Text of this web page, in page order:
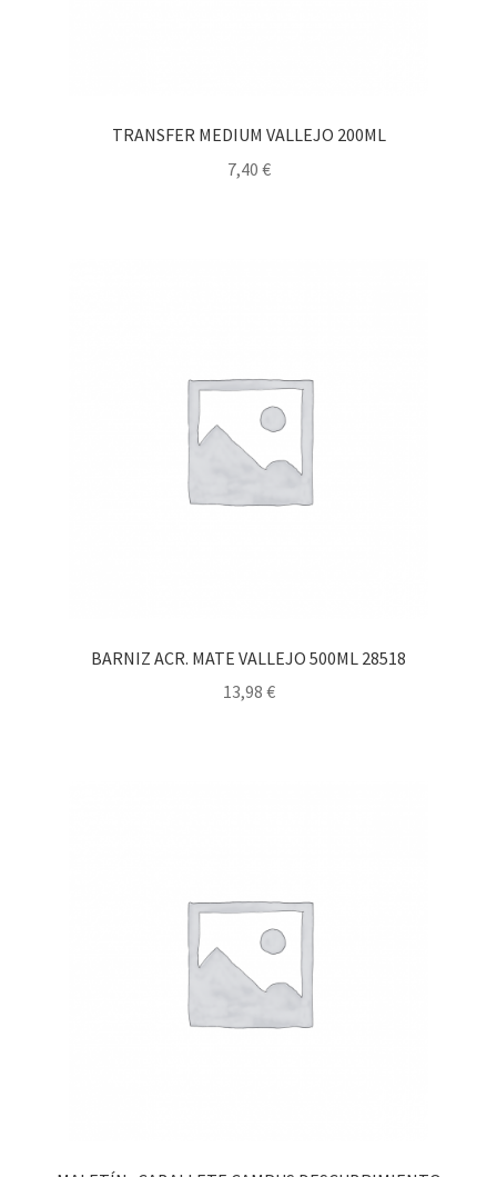
TRANSFER MEDIUM VALLEJO 200ML
7,40 €
BARNIZ ACR. MATE VALLEJO 500ML 28518
13,98 €